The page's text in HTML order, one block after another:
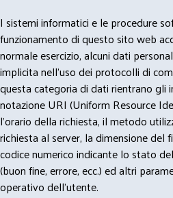
I sistemi informatici e le procedure
funzionamento di questo sito web
normale esercizio, alcuni dati
implicita nell'uso dei protocolli di
questa categoria di dati rientrano gli
notazione URI (Uniform Resource
l'orario della richiesta, il metodo
richiesta al server, la dimensione
codice numerico indicante lo stato
(buon fine, errore, ecc.) ed altri
operativo dell'utente.